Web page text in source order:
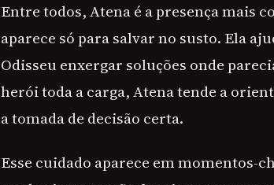
Entre todos, Atena é a presença mais
aparece só para salvar no susto. Ela
Odisseu enxergar soluções onde
herói toda a carga, Atena tende a
a tomada de decisão certa.
Esse cuidado aparece em momentos-